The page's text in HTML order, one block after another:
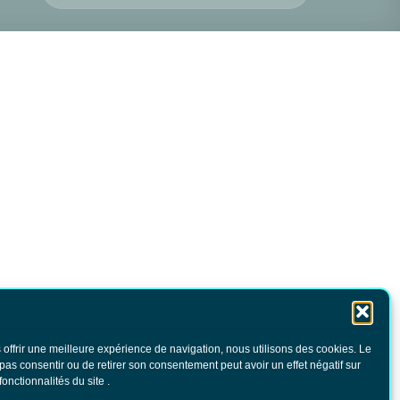
offrir une meilleure expérience de navigation, nous utilisons des cookies. Le
consentir ou de retirer son consentement peut avoir un effet négatif sur
du site .